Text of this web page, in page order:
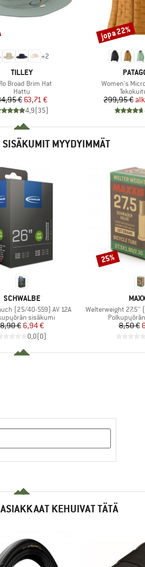
+2
MERKKI
TILLEY
Broad Brim Hat
Tuoteryhmä
Hattu
Hinta
€Alennettu hinta
63,71 €
4,9(35)
Tuote
Women's
299,95 €
Alennus
jopa 22%
MYYDYIMMÄT
MERKKI
SCHWALBE
(25/40-559) AV 12A
sisäkumi
Hinta
8,90 €Alennettu hinta
6,94 €
0,0(0)
Tuote
Welterweight 27.5''
Tuoteryhmä
8,50 €
Alennus
25%
KEHUIVAT TÄTÄ